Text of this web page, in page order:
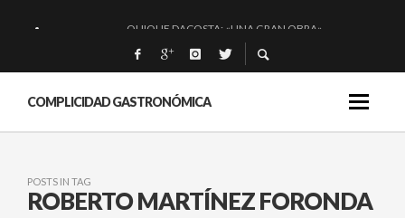
QUIQUE DACOSTA: «UNA GRAN OBRA»
EL BARUCO DE ANERO: MUCHO MÁS QUE UN BAR.
MONTIA: ESENCIAL Y BRILLANTE.
COMPLICIDAD GASTRONÓMICA
POSTS IN TAG
ROBERTO MARTÍNEZ FORONDA